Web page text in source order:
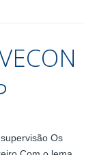
Os